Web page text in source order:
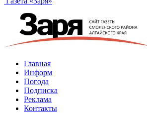
Главная
Информ
Погода
Подписка
Реклама
Контакты